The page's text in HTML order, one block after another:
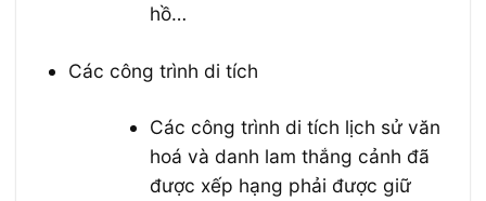
hồ…
Các công trình di tích
Các công trình di tích lịch sử văn
hoá và danh lam thắng cảnh đã
được xếp hạng phải được giữ